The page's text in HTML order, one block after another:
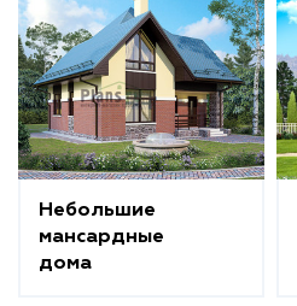
Небольшие
мансардные
дома